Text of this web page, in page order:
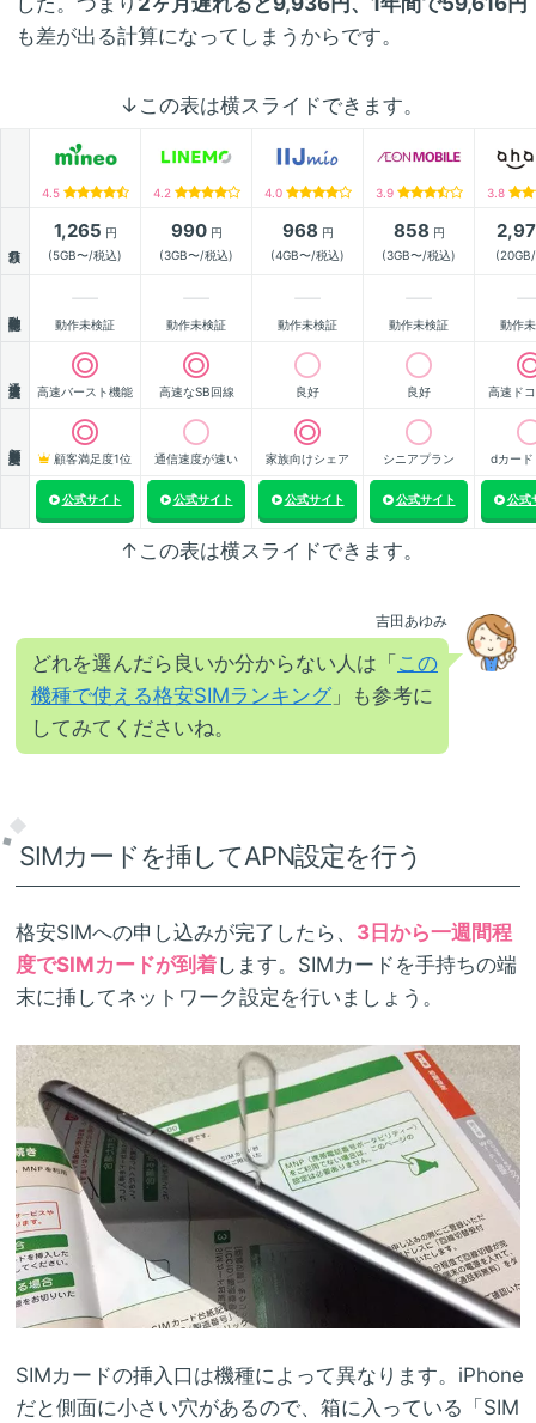
も差が出る計算になってしまうからです。
↓この表は横スライドできます。
4.5 4.2 4.0 3.9 3.8
1,265 円
(5GB〜/税込)
990円
(3GB〜/税込)
968 円
(4GB〜/税込)
858 円
(3GB〜/税込)
動作未検証 動作未検証 動作未検証 動作未検証 動作
高速バースト機能 高速なSB回線 良好 良好 高速ド
顧客満足度1位 通信速度が速い 家族向けシェア シニアプラン dカード
公式サイト 公式サイト 公式サイト 公式サイト 公式
↑この表は横スライドできます。
吉田あゆみ
どれを選んだら良いか分からない人は「この
機種で使える格安SIMランキング 」も参考に
してみてくださいね。
SIMカードを挿してAPN設定を行う
格安SIMへの申し込みが完了したら、 3日から一週間程
度でSIMカードが到着します。SIMカードを手持ちの端
末に挿してネットワーク設定を行いましょう。
SIMカードの挿入口は機種によって異なります。iPhone
だと側面に小さい穴があるので、箱に入っている「SIM